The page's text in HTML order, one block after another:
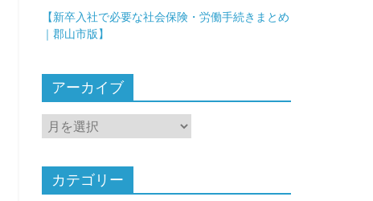
【新卒入社で必要な社会保険・労働手続きまとめ
｜郡山市版】
アーカイブ
ア
ー
ブ
カテゴリー